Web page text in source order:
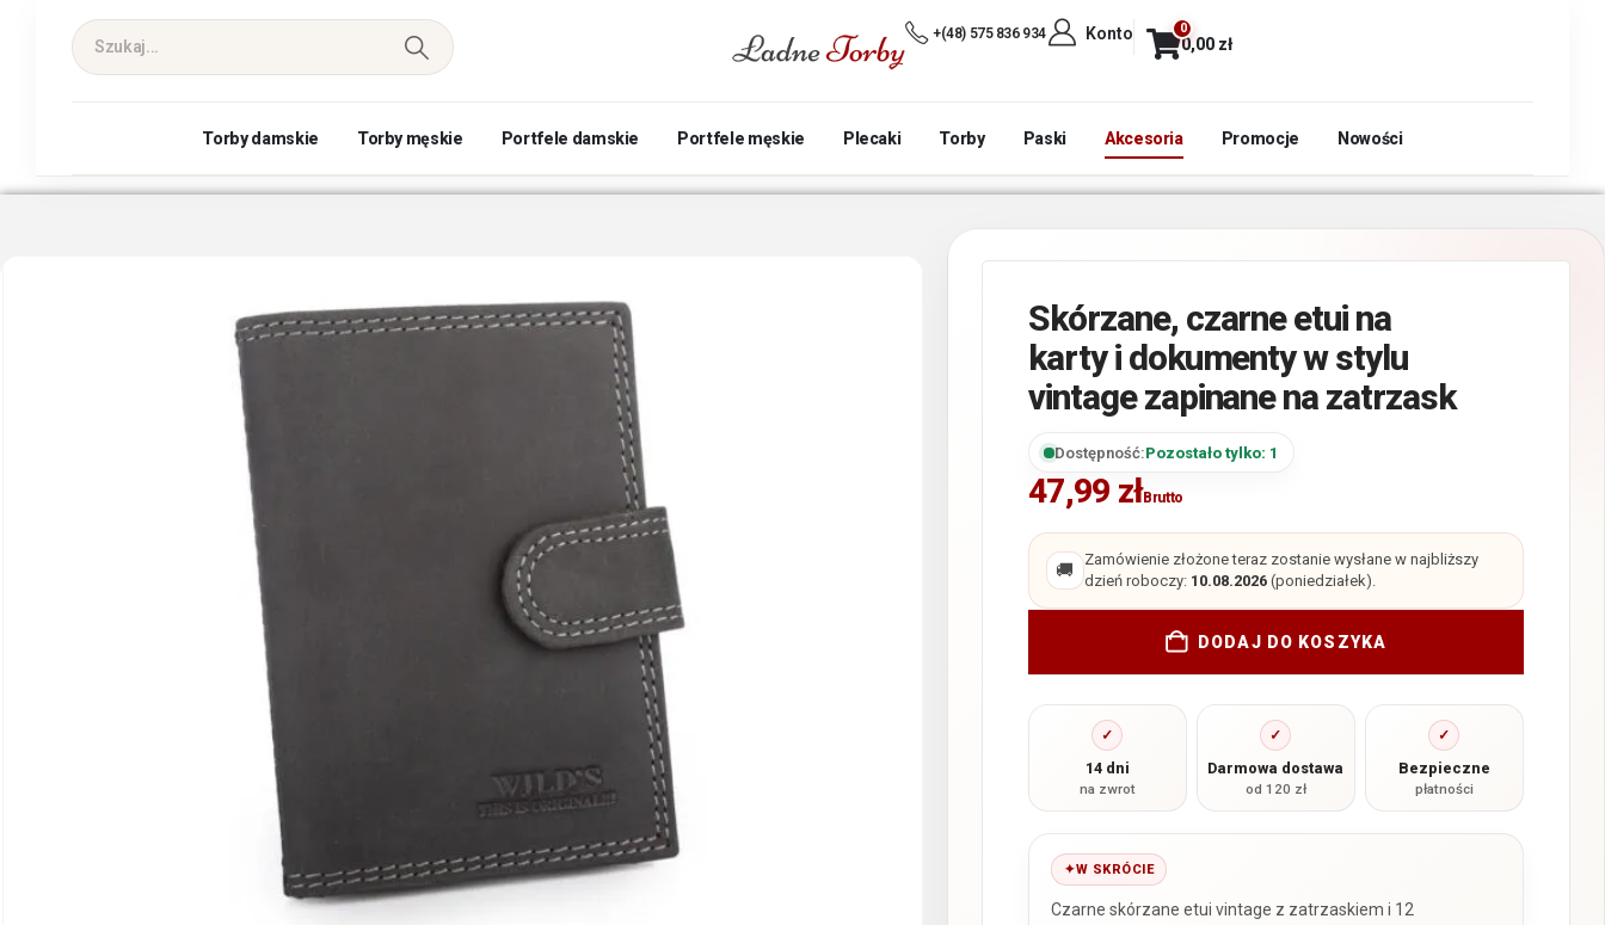
+(48) 575 836 934 Konto 0
0,00 zł
Torby damskie Torby męskie Portfele damskie Portfele męskie Plecaki Torby Paski Akcesoria Promocje Nowości
Skórzane, czarne etui na
karty i dokumenty w stylu
vintage zapinane na zatrzask
Dostępność:Pozostało tylko: 1
47,99 złBrutto
🚚
Zamówienie złożone teraz zostanie wysłane w najbliższy
dzień roboczy: 10.08.2026(poniedziałek).
DODAJ DO KOSZYKA
✓
14 dni
na zwrot
✓
Darmowa dostawa
od 120 zł
✓
Bezpieczne
płatności
W SKRÓCIE
Czarne skórzane etui vintage z zatrzaskiem i 12